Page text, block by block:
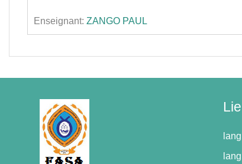
Enseignant: ZANGO PAUL